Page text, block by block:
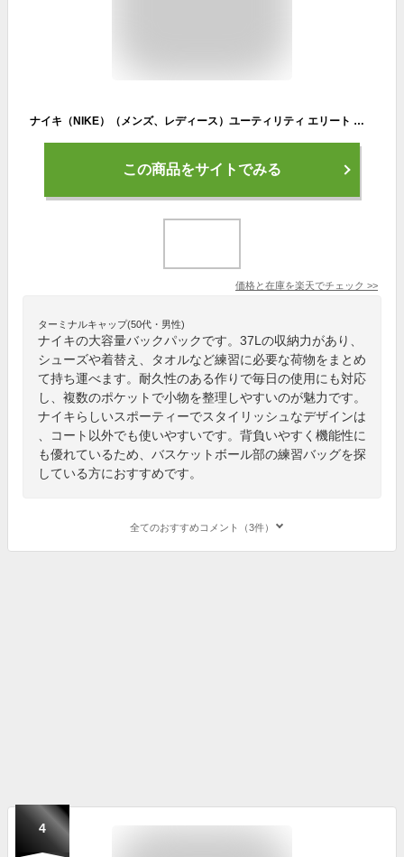
ナイキ（NIKE）（メンズ、レディース）ユーティリティ エリート バックパック 2.0 37L FN4173-010
この商品をサイトでみる
価格と在庫を楽天でチェック >>
ターミナルキャップ(50代・男性)
ナイキの大容量バックパックです。37Lの収納力があり、
シューズや着替え、タオルなど練習に必要な荷物をまとめ
て持ち運べます。耐久性のある作りで毎日の使用にも対応
し、複数のポケットで小物を整理しやすいのが魅力です。
ナイキらしいスポーティーでスタイリッシュなデザインは
、コート以外でも使いやすいです。背負いやすく機能性に
も優れているため、バスケットボール部の練習バッグを探
している方におすすめです。
全てのおすすめコメント（3件）
4